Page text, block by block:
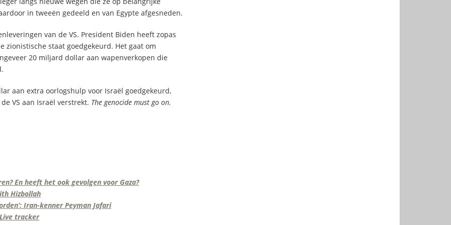
in tweeën gedeeld en van Egypte afgesneden.
van de VS. President Biden heeft zopas
zionistische staat goedgekeurd. Het gaat om
20 miljard dollar aan wapenverkopen die
aan extra oorlogshulp voor Israël goedgekeurd,
VS aan Israël verstrekt. The genocide must go on.
En heeft het ook gevolgen voor Gaza?
Hizbollah
Iran-kenner Peyman Jafari
tracker